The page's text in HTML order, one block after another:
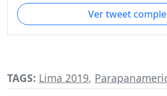
Ver tweet
TAGS: Lima 2019,